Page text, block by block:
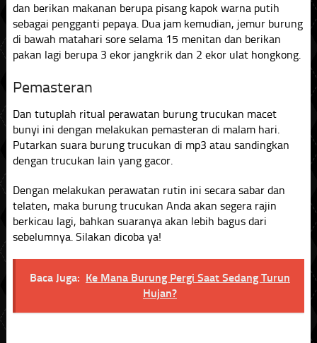
dan berikan makanan berupa pisang kapok warna putih
sebagai pengganti pepaya. Dua jam kemudian, jemur burung
di bawah matahari sore selama 15 menitan dan berikan
pakan lagi berupa 3 ekor jangkrik dan 2 ekor ulat hongkong.
Pemasteran
Dan tutuplah ritual perawatan burung trucukan macet
bunyi ini dengan melakukan pemasteran di malam hari.
Putarkan suara burung trucukan di mp3 atau sandingkan
dengan trucukan lain yang gacor.
Dengan melakukan perawatan rutin ini secara sabar dan
telaten, maka burung trucukan Anda akan segera rajin
berkicau lagi, bahkan suaranya akan lebih bagus dari
sebelumnya. Silakan dicoba ya!
Baca Juga: Ke Mana Burung Pergi Saat Sedang Turun
Hujan?